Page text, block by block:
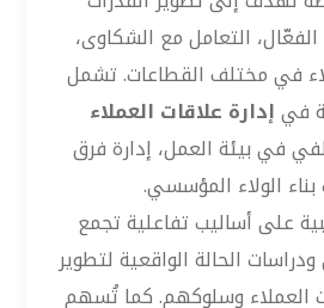
التعامل مع الشكاوى،
في مختلف القطاعات. تشمل
فيإدارة علاقات العملاء
في بيئة العمل، إدارة فرق
بناء الولاء المؤسسي.
على أساليب تفاعلية تجمع
الحالة الواقعية لتطوير
العملاء وسلوكهم. كما تُسهم